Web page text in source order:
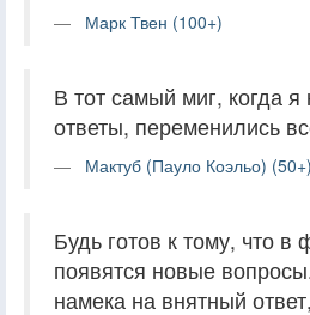
Марк Твен (100+)
В тот самый миг, когда
ответы, переменились
Мактуб (Пауло Коэльо) (50+)
Будь готов к тому, что в
появятся новые
намека на внятный